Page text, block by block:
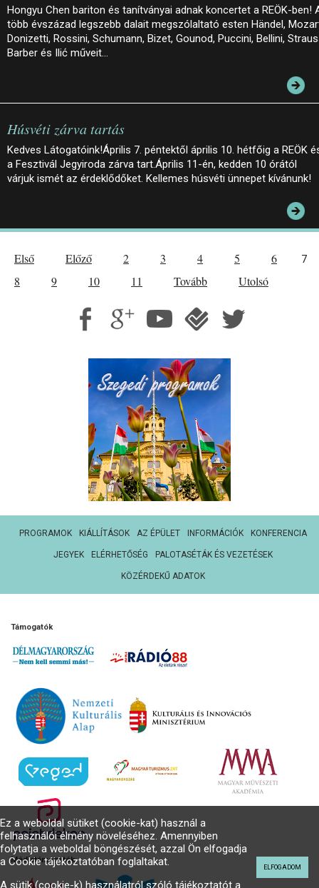
Hongyu Chen bariton és tanítványai adnak koncertet a REÖK-ben!
több évszázad legszebb dalait megszólaltató esten Händel,
Donizetti, Rossini, Schumann, Bizet, Gounod, Puccini, Bellini,
Barber és Ilić műveit…
Húsvéti zárva tartás
Kedves Látogatóink!Április 7. péntektől április 10. hétfőig a REÖK
a Fesztivál Jegyiroda zárva tart.Április 11-én, kedden 10 órától
várjuk ismét az érdeklődőket. Kellemes húsvéti ünnepet kívánunk!
Első Előző 2 3 4 5 6 7
8 9 10 11 Tovább Utolsó
PROGRAMOK KIÁLLÍTÁSOK AZ ÉPÜLET INFORMÁCIÓK KONFERENCIA
JEGYEK ELÉRHETŐSÉG PALOTASÉTÁK ÉS VEZETÉSEK
KÖZÉRDEKŰ ADATOK
Támogatók
Médiatámogatók
Ez a weboldal sütiket (cookie-kat) használ a
felhasználói élmény növeléséhez. Amennyiben
folytatja a weboldal böngészését, azzal Ön elfogadja
a Cookie tájékoztatóban foglaltakat.
A sütik (cookie-k) használatról szóló tájékoztatót a
ELFOGADOM